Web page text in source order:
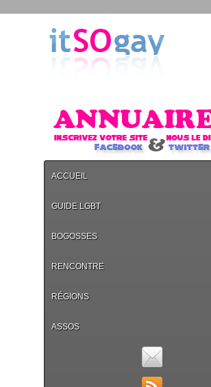
ACCUEIL
GUIDE LGBT
BOGOSSES
RENCONTRE
RÉGIONS
ASSOS